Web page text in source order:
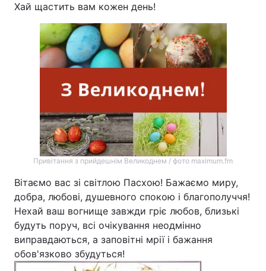
Хай щастить вам кожен день!
Привітання з прийдешнім Великоднем / фото maximum.fm
Вітаємо вас зі світлою Пасхою! Бажаємо миру,
добра, любові, душевного спокою і благополуччя!
Нехай ваш вогнище завжди гріє любов, близькі
будуть поруч, всі очікування неодмінно
виправдаються, а заповітні мрії і бажання
обов'язково збудуться!